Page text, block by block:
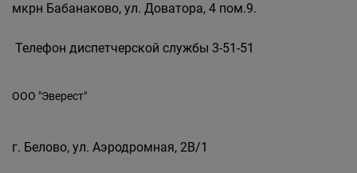
мкрн Бабанаково, ул. Доватора, 4 пом.9.
Телефон диспетчерской службы 3-51-51
ООО "Эверест"
г. Белово, ул. Аэродромная, 2В/1